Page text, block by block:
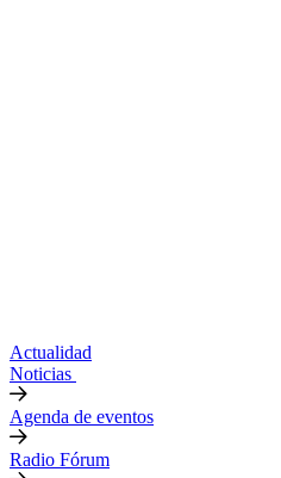
Actualidad
Noticias
Agenda de eventos
Radio Fórum